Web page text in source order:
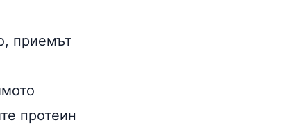
приемът
протеин